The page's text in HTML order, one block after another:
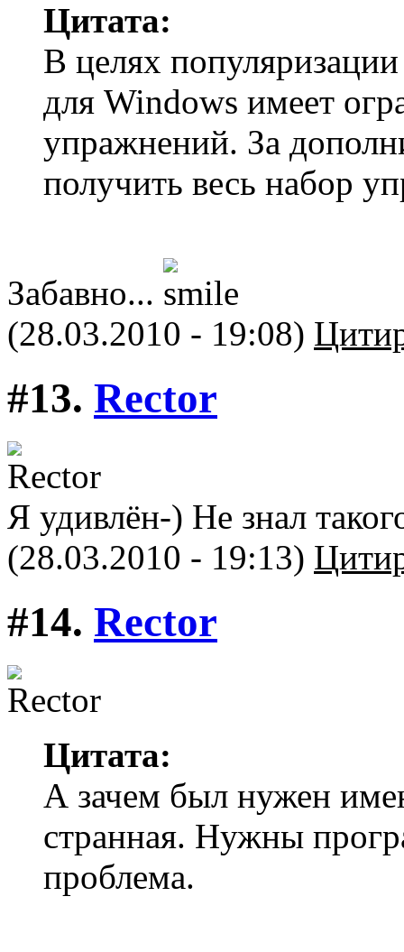
Цитата:
В целях
для Windows имеет
упражнений. За
получить весь набор
Забавно...
(28.03.2010 - 19:08)
#13. Rector
Я удивлён-) Не знал
(28.03.2010 - 19:13)
#14. Rector
Цитата:
А зачем был нужен
странная. Нужны
проблема.